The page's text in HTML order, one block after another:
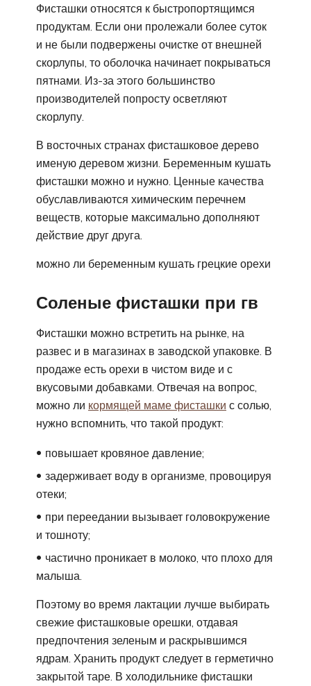
Фисташки относятся к быстропортящимся
продуктам. Если они пролежали более суток
и не были подвержены очистке от внешней
скорлупы, то оболочка начинает покрываться
пятнами. Из-за этого большинство
производителей попросту осветляют
скорлупу.
В восточных странах фисташковое дерево
именую деревом жизни. Беременным кушать
фисташки можно и нужно. Ценные качества
обуславливаются химическим перечнем
веществ, которые максимально дополняют
действие друг друга.
можно ли беременным кушать грецкие орехи
Соленые фисташки при гв
Фисташки можно встретить на рынке, на
развес и в магазинах в заводской упаковке. В
продаже есть орехи в чистом виде и с
вкусовыми добавками. Отвечая на вопрос,
можно ли кормящей маме фисташки с солью,
нужно вспомнить, что такой продукт:
повышает кровяное давление;
задерживает воду в организме, провоцируя
отеки;
при переедании вызывает головокружение
и тошноту;
частично проникает в молоко, что плохо для
малыша.
Поэтому во время лактации лучше выбирать
свежие фисташковые орешки, отдавая
предпочтения зеленым и раскрывшимся
ядрам. Хранить продукт следует в герметично
закрытой таре. В холодильнике фисташки